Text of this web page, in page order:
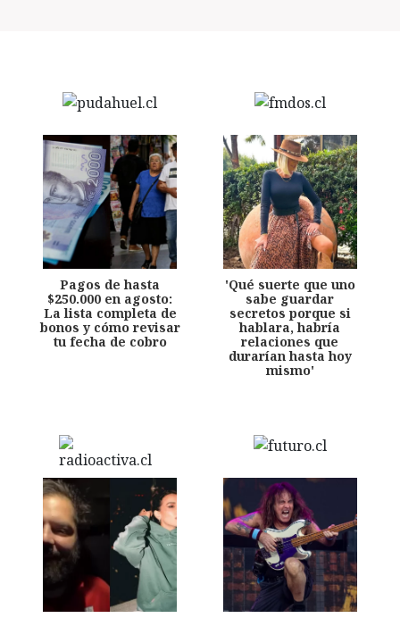
Pagos de hasta
$250.000 en agosto:
La lista completa de
bonos y cómo revisar
tu fecha de cobro
'Qué suerte que uno
sabe guardar
secretos porque si
hablara, habría
relaciones que
durarían hasta hoy
mismo'